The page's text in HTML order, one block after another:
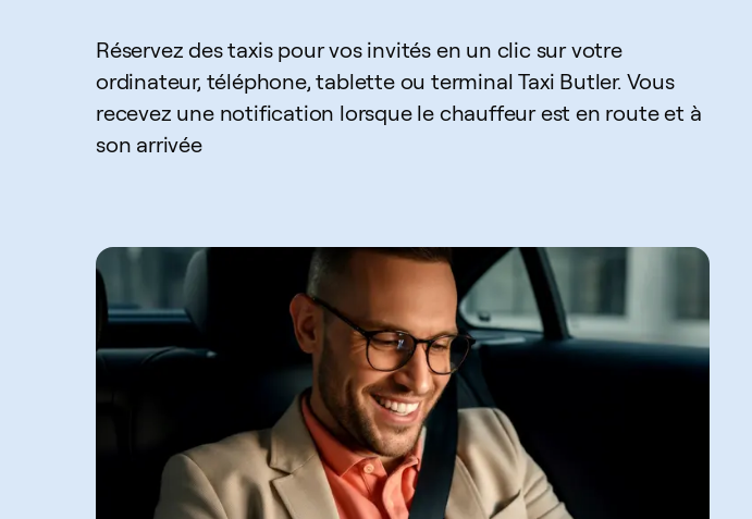
Réservez des taxis pour vos invités en un clic sur votre
ordinateur, téléphone, tablette ou terminal Taxi Butler. Vous
recevez une notification lorsque le chauffeur est en route et à
son arrivée